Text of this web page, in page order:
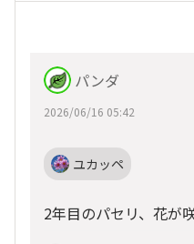
パンダ
2026/06/16 05:42
ユカッペ
2年目のパセリ、花が